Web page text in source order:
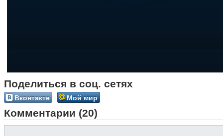
Поделиться в соц. сетях
Вконтакте Мой мир
Комментарии (20)